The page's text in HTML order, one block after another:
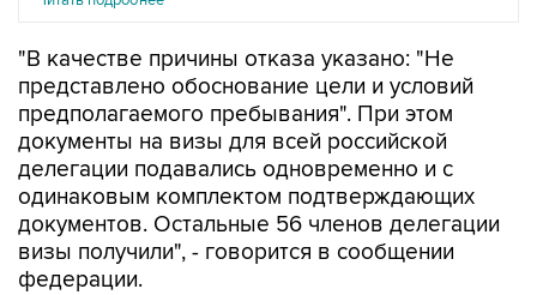
"В качестве причины отказа указано: "Не
представлено обоснование цели и условий
предполагаемого пребывания". При этом
документы на визы для всей российской
делегации подавались одновременно и с
одинаковым комплектом подтверждающих
документов. Остальные 56 членов делегации
визы получили", - говорится в сообщении
федерации.